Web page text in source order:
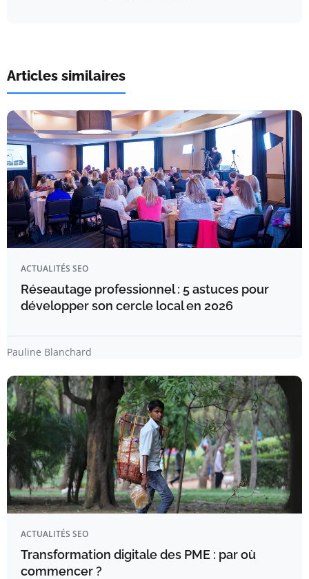
Articles similaires
ACTUALITÉS SEO
Réseautage professionnel : 5 astuces pour
développer son cercle local en 2026
Pauline Blanchard
ACTUALITÉS SEO
Transformation digitale des PME : par où
commencer ?